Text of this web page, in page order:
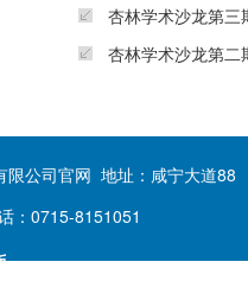
杏林学术沙龙第三
杏林学术沙龙第二
限公司官网 地址：咸宁大道88
：0715-8151051